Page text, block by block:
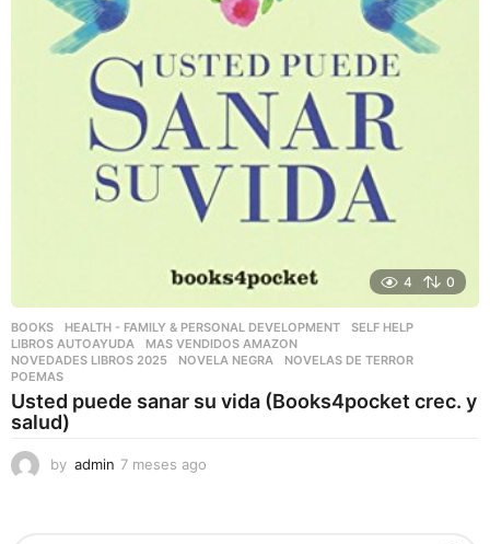
4 0
BOOKS ,HEALTH - FAMILY & PERSONAL DEVELOPMENT ,SELF HELP
LIBROS AUTOAYUDA
,MAS VENDIDOS AMAZON
NOVEDADES LIBROS 2025
,NOVELA NEGRA ,NOVELAS DE TERROR
POEMAS
Usted puede sanar su vida (Books4pocket crec. y
salud)
by admin 7 meses ago